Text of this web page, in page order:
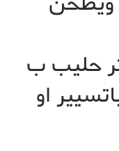
حليب ب
او